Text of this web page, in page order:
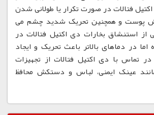
فتالات در صورت تکرار یا طولانی شدن
پوست و همچنین تحریک شدید چشم می
استنشاق بخارات دی اکتیل فتالات در
در دماهای بالاتر باعث تحریک و ایجاد
تماس با دی اکتیل فتالات از تجهیزات
عینک ایمنی، لباس و دستکش محافظ